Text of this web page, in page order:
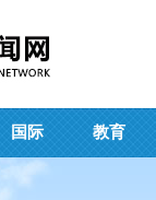
国际 教育